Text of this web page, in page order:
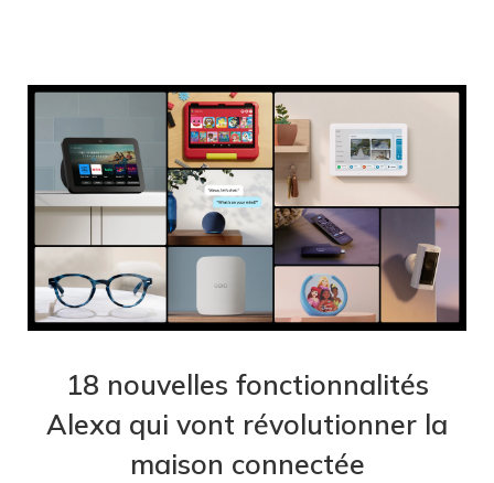
18 nouvelles fonctionnalités
Alexa qui vont révolutionner la
maison connectée